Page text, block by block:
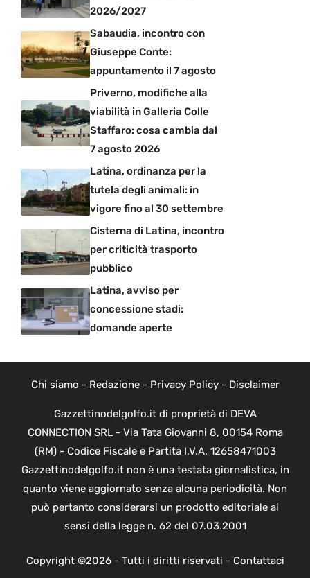
2026/2027
Sabaudia, incontro con
Giuseppe Conte:
appuntamento il 7 agosto
Priverno, modifiche alla
viabilità in Galleria Colle
Staffaro: cosa cambia dal
7 agosto 2026
Latina, ordinanza per la
tutela degli animali: in
vigore fino al 30 settembre
Cisterna di Latina, incontro
per criticità trasporto
pubblico
Latina, avviso per
concessione stadi:
domande aperte
Chi siamo - Redazione- Privacy Policy- Disclaimer
Gazzettinodelgolfo.it di proprietà di DEVA
CONNECTION SRL - Via Tata Giovanni 8, 00154 Roma
(RM) - Codice Fiscale e Partita I.V.A. 12658471003
Gazzettinodelgolfo.it non è una testata giornalistica, in
quanto viene aggiornato senza alcuna periodicità. Non
può pertanto considerarsi un prodotto editoriale ai
sensi della legge n. 62 del 07.03.2001
Copyright ©2026 - Tutti i diritti riservati - Contattaci